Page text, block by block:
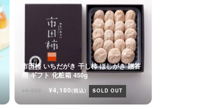
市田柿 いちだがき 干し柿 ほしがき 贈答
用 ギフト 化粧箱 450g
¥4,320 ¥4,180(税込) SOLD OUT